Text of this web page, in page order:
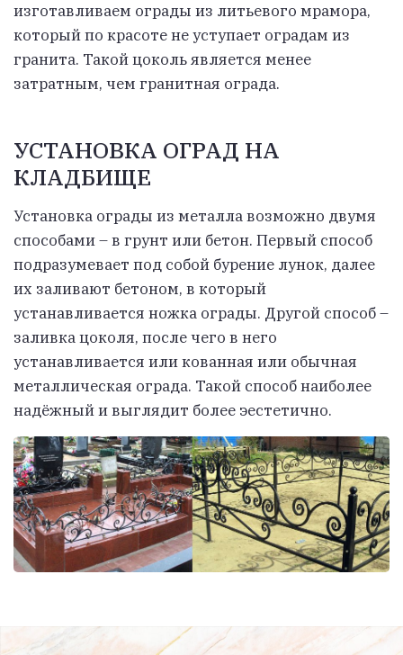
изготавливаем ограды из литьевого мрамора,
который по красоте не уступает оградам из
гранита. Такой цоколь является менее
затратным, чем гранитная ограда.
УСТАНОВКА ОГРАД НА
КЛАДБИЩЕ
Установка ограды из металла возможно двумя
способами – в грунт или бетон. Первый способ
подразумевает под собой бурение лунок, далее
их заливают бетоном, в который
устанавливается ножка ограды. Другой способ –
заливка цоколя, после чего в него
устанавливается или кованная или обычная
металлическая ограда. Такой способ наиболее
надёжный и выглядит более эестетично.